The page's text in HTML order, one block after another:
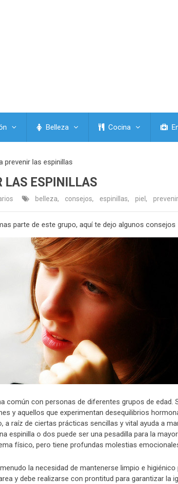
Belleza Cocina
prevenir las espinillas
LAS ESPINILLAS
belleza, consejos, espinillas, piel ,
parte de este grupo, aquí te dejo algunos consejos
común con personas de diferentes grupos de edad.
y aquellos que experimentan desequilibrios
a raíz de ciertas prácticas sencillas y vital ayuda a
espinilla o dos puede ser una pesadilla para la
físico, pero tiene profundas molestias
la necesidad de mantenerse limpio e
y debe realizarse con prontitud para garantizar la